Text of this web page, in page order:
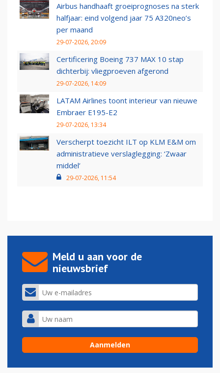
Airbus handhaaft groeiprognoses na sterk
halfjaar: eind volgend jaar 75 A320neo’s
per maand
29-07-2026, 20:09
Certificering Boeing 737 MAX 10 stap
dichterbij: vliegproeven afgerond
29-07-2026, 14:09
LATAM Airlines toont interieur van nieuwe
Embraer E195-E2
29-07-2026, 13:34
Verscherpt toezicht ILT op KLM E&M om
administratieve verslaglegging: ‘Zwaar
middel’
29-07-2026, 11:54
Meld u aan voor de
nieuwsbrief